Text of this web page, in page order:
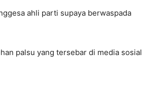
ahli parti supaya berwaspada
palsu yang tersebar di media sosial